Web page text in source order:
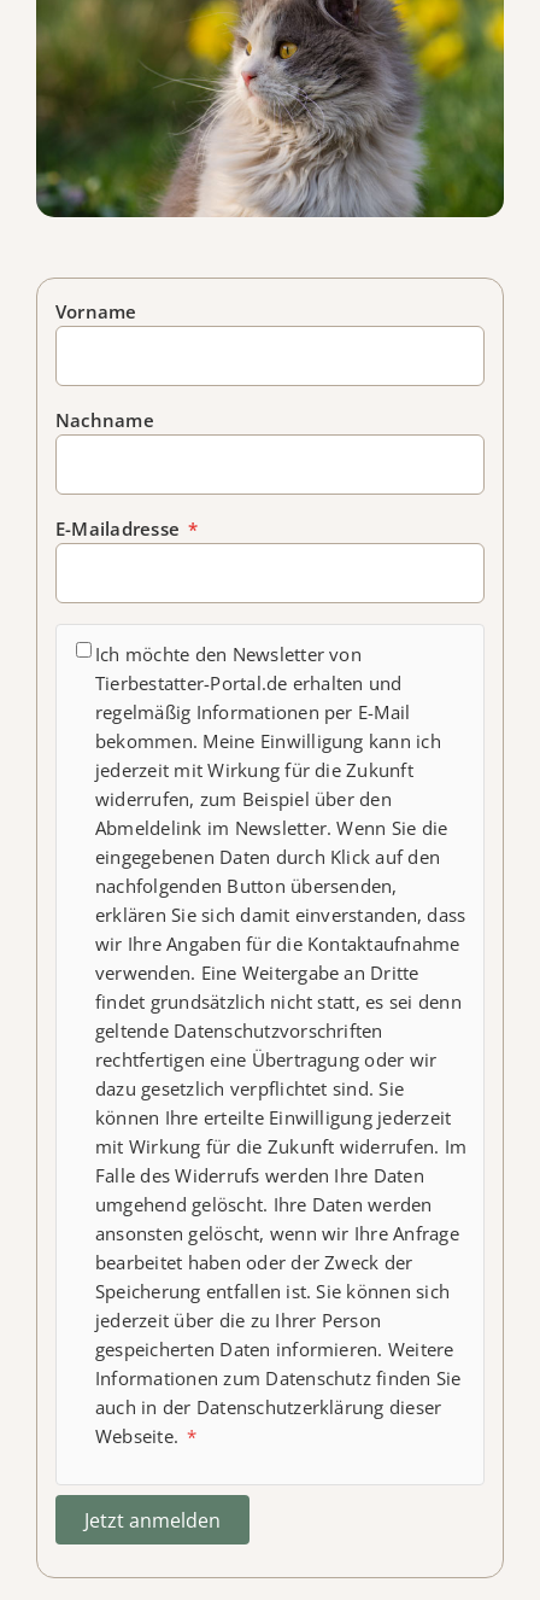
Vorname
Nachname
E-Mailadresse *
Ich möchte den Newsletter von
Tierbestatter-Portal.de erhalten und
regelmäßig Informationen per E-Mail
bekommen. Meine Einwilligung kann ich
jederzeit mit Wirkung für die Zukunft
widerrufen, zum Beispiel über den
Abmeldelink im Newsletter. Wenn Sie die
eingegebenen Daten durch Klick auf den
nachfolgenden Button übersenden,
erklären Sie sich damit einverstanden, dass
wir Ihre Angaben für die Kontaktaufnahme
verwenden. Eine Weitergabe an Dritte
findet grundsätzlich nicht statt, es sei denn
geltende Datenschutzvorschriften
rechtfertigen eine Übertragung oder wir
dazu gesetzlich verpflichtet sind. Sie
können Ihre erteilte Einwilligung jederzeit
mit Wirkung für die Zukunft widerrufen. Im
Falle des Widerrufs werden Ihre Daten
umgehend gelöscht. Ihre Daten werden
ansonsten gelöscht, wenn wir Ihre Anfrage
bearbeitet haben oder der Zweck der
Speicherung entfallen ist. Sie können sich
jederzeit über die zu Ihrer Person
gespeicherten Daten informieren. Weitere
Informationen zum Datenschutz finden Sie
auch in der Datenschutzerklärung dieser
Webseite. *
Jetzt anmelden